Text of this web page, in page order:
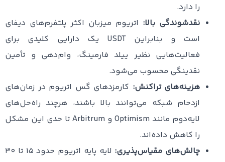
را دارد.
نقدشوندگی بالا: اتریوم میزبان اکثر پلتفرم‌های دیفای
است و بنابراین USDT یک دارایی کلیدی برای
فعالیت‌هایی نظیر ییلد فارمینگ، وام‌دهی و تأمین
نقدینگی محسوب می‌شود.
هزینه‌های تراکنش: کارمزدهای گس اتریوم در زمان‌های
ازدحام شبکه می‌توانند بالا باشند، هرچند راه‌حل‌های
لایه‌دوم مانند Optimism و Arbitrum تا حدی این مشکل
را کاهش داده‌اند.
چالش‌های مقیاس‌پذیری:
لایه پایه اتریوم حدود ۱۵ تا ۳۰